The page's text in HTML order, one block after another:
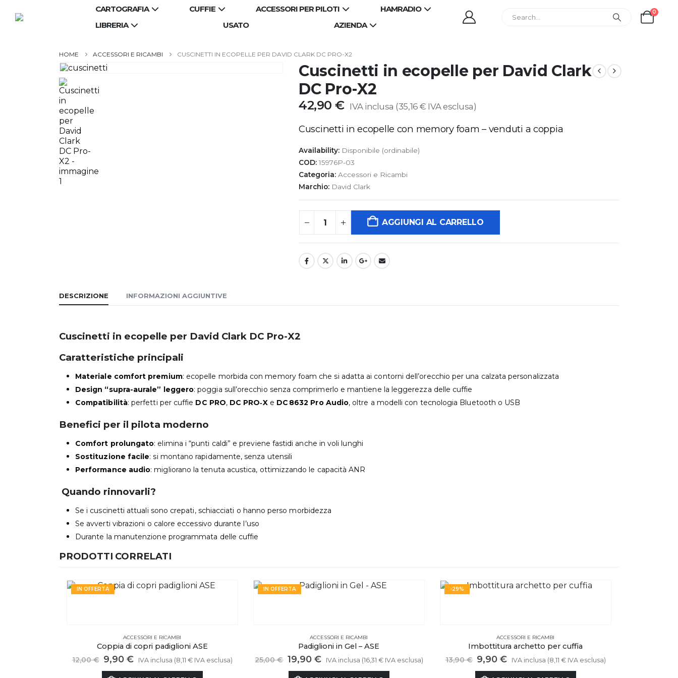
CARTOGRAFIA CUFFIE ACCESSORI PER PILOTI
HAMRADIO
LIBRERIA
USATO AZIENDA
0
ACCESSORI E RICAMBI CUSCINETTI IN ECOPELLE PER DAVID CLARK DC PRO-X2
Cuscinetti in ecopelle per David Clark
DC Pro-X2
42,90€ IVA inclusa (35,16€ IVA esclusa)
Cuscinetti in ecopelle con memory foam – venduti a coppia
Availability: Disponibile (ordinabile)
COD:15976P-03
Categoria: Accessori e Ricambi
Marchio: David Clark
AGGIUNGI AL CARRELLO
DESCRIZIONE INFORMAZIONI AGGIUNTIVE
Cuscinetti in ecopelle per David Clark DC Pro-X2
Caratteristiche principali
Materiale comfort premium: ecopelle morbida con memory foam che si adatta ai contorni dell’orecchio per una calzata personalizzata
Design “supra-aurale” leggero: poggia sull’orecchio senza comprimerlo e mantiene la leggerezza delle cuffie
Compatibilità: perfetti per cuffie DC PRO, DC PRO‑Xe DC 8632 Pro Audio, oltre a modelli con tecnologia Bluetooth o USB
Benefici per il pilota moderno
Comfort prolungato: elimina i “punti caldi” e previene fastidi anche in voli lunghi
Sostituzione facile: si montano rapidamente, senza utensili
Performance audio: migliorano la tenuta acustica, ottimizzando le capacità ANR
Quando rinnovarli?
Se i cuscinetti attuali sono crepati, schiacciati o hanno perso morbidezza
Se avverti vibrazioni o calore eccessivo durante l’uso
Durante la manutenzione programmata delle cuffie
PRODOTTI CORRELATI
IN OFFERTA
ACCESSORI E RICAMBI
Coppia di copri padiglioni ASE
12,00€ Il
9,90€IlIVA inclusa (8,11€ IVA esclusa)
IN OFFERTA
ACCESSORI E RICAMBI
Padiglioni in Gel – ASE
25,00€ Il
19,90 €Il
IVA inclusa (16,31 €IVA esclusa)
-29%
ACCESSORI E RICAMBI
Imbottitura archetto per cuffia
13,90€ Il
9,90 €Il
IVA inclusa (8,11 € IVA esclusa)